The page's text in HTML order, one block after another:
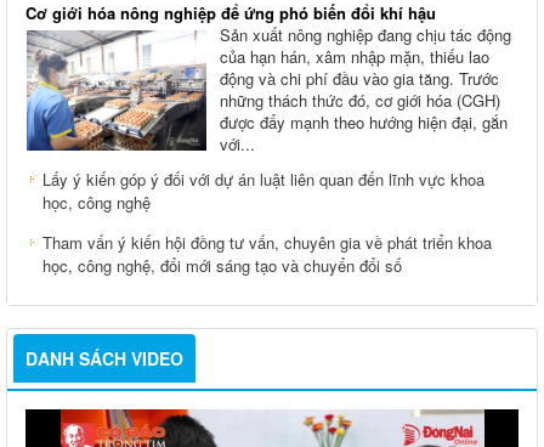
Cơ giới hóa nông nghiệp để ứng phó biến đổi khí hậu
Sản xuất nông nghiệp đang chịu tác động
của hạn hán, xâm nhập mặn, thiếu lao
động và chi phí đầu vào gia tăng. Trước
những thách thức đó, cơ giới hóa (CGH)
được đẩy mạnh theo hướng hiện đại, gắn
với...
Lấy ý kiến góp ý đối với dự án luật liên quan đến lĩnh vực khoa
học, công nghệ
Tham vấn ý kiến hội đồng tư vấn, chuyên gia về phát triển khoa
học, công nghệ, đổi mới sáng tạo và chuyển đổi số
DANH SÁCH VIDEO